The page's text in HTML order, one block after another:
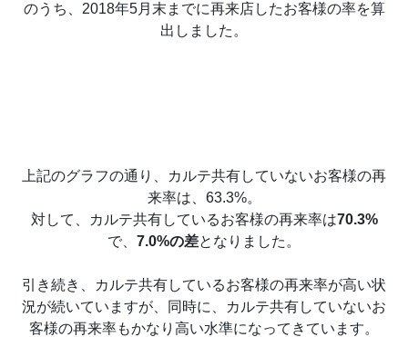
のうち、2018年5月末までに再来店したお客様の率を算
出しました。
上記のグラフの通り、カルテ共有していないお客様の再
来率は、63.3%。
対して、カルテ共有しているお客様の再来率は70.3%
で、 7.0%の差となりました。
引き続き、カルテ共有しているお客様の再来率が高い状
況が続いていますが、同時に、カルテ共有していないお
客様の再来率もかなり高い水準になってきています。